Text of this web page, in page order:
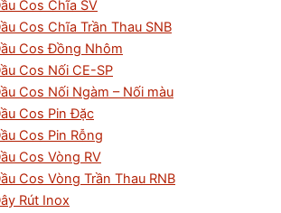
Cos Chĩa SV
Cos Chĩa Trần Thau SNB
Cos Đồng Nhôm
Cos Nối CE-SP
Cos Nối Ngàm – Nối màu
Cos Pin Đặc
Cos Pin Rỗng
Cos Vòng RV
Cos Vòng Trần Thau RNB
Rút Inox